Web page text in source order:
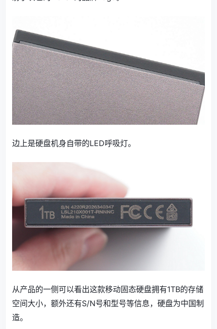
边上是硬盘机身自带的LED呼吸灯。
从产品的一侧可以看出这款移动固态硬盘拥有1TB的存储
空间大小，额外还有S/N号和型号等信息，硬盘为中国制
造。